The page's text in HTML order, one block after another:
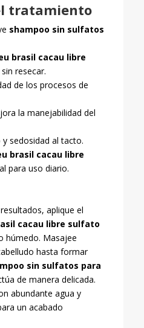
tratamiento
shampoo sin sulfatos
brasil cacau libre
resecar.
de los procesos de
la manejabilidad del
sedosidad al tacto.
brasil cacau libre
para uso diario.
aplique el
cacau libre sulfato
húmedo. Masajee
hasta formar
sin sulfatos para
de manera delicada.
abundante agua y
un acabado